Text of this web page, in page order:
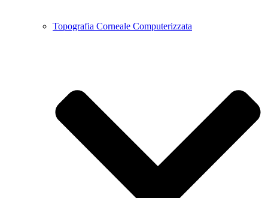
Topografia Corneale Computerizzata